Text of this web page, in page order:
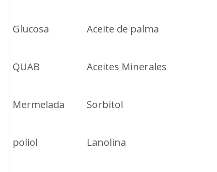
Glucosa Aceite de palma
QUAB Aceites Minerales
Mermelada Sorbitol
poliol Lanolina